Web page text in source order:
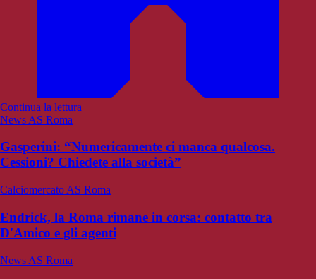
Continua la lettura
News AS Roma
Gasperini: “Numericamente ci manca qualcosa.
Cessioni? Chiedete alla società”
Calciomercato AS Roma
Endrick, la Roma rimane in corsa: contatto tra
D'Amico e gli agenti
News AS Roma